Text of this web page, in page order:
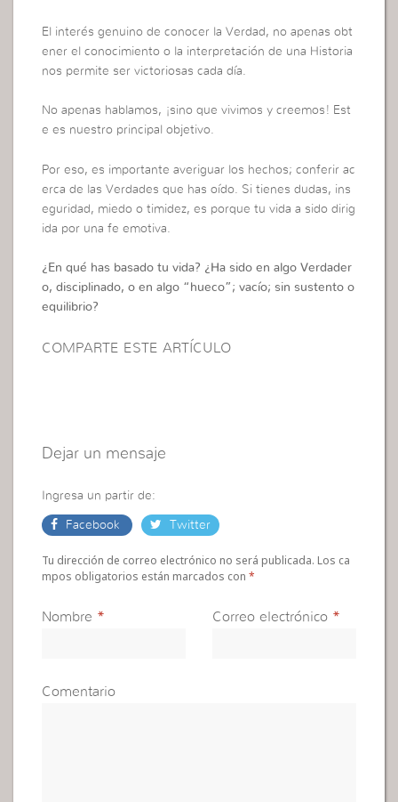
El interés genuino de conocer la Verdad, no apenas obt
ener el conocimiento o la interpretación de una Historia
nos permite ser victoriosas cada día.
No apenas hablamos, ¡sino que vivimos y creemos! Est
e es nuestro principal objetivo.
Por eso, es importante averiguar los hechos; conferir ac
erca de las Verdades que has oído. Si tienes dudas, ins
eguridad, miedo o timidez, es porque tu vida a sido dirig
ida por una fe emotiva.
¿En qué has basado tu vida? ¿Ha sido en algo Verdader
o, disciplinado, o en algo “hueco”; vacío; sin sustento o
equilibrio?
COMPARTE ESTE ARTÍCULO
Dejar un mensaje
Ingresa un partir de:
Facebook Twitter
Tu dirección de correo electrónico no será publicada. Los ca
mpos obligatorios están marcados con*
Nombre * Correo electrónico *
Comentario